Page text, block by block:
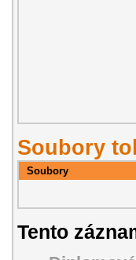
Soubory
Soubory
Tento